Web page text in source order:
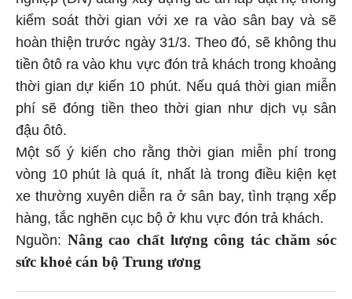
kiểm soát thời gian với xe ra vào sân bay và sẽ
hoàn thiện trước ngày 31/3. Theo đó, sẽ không thu
tiền ôtô ra vào khu vực đón trả khách trong khoảng
thời gian dự kiến 10 phút. Nếu quá thời gian miễn
phí sẽ đóng tiền theo thời gian như dịch vụ sân
đậu ôtô.
Một số ý kiến cho rằng thời gian miễn phí trong
vòng 10 phút là quá ít, nhất là trong điều kiện kẹt
xe thường xuyên diễn ra ở sân bay, tình trạng xếp
hàng, tắc nghẽn cục bộ ở khu vực đón trả khách.
Nguồn: Nâng cao chất lượng công tác chăm sóc
sức khoẻ cán bộ Trung ương